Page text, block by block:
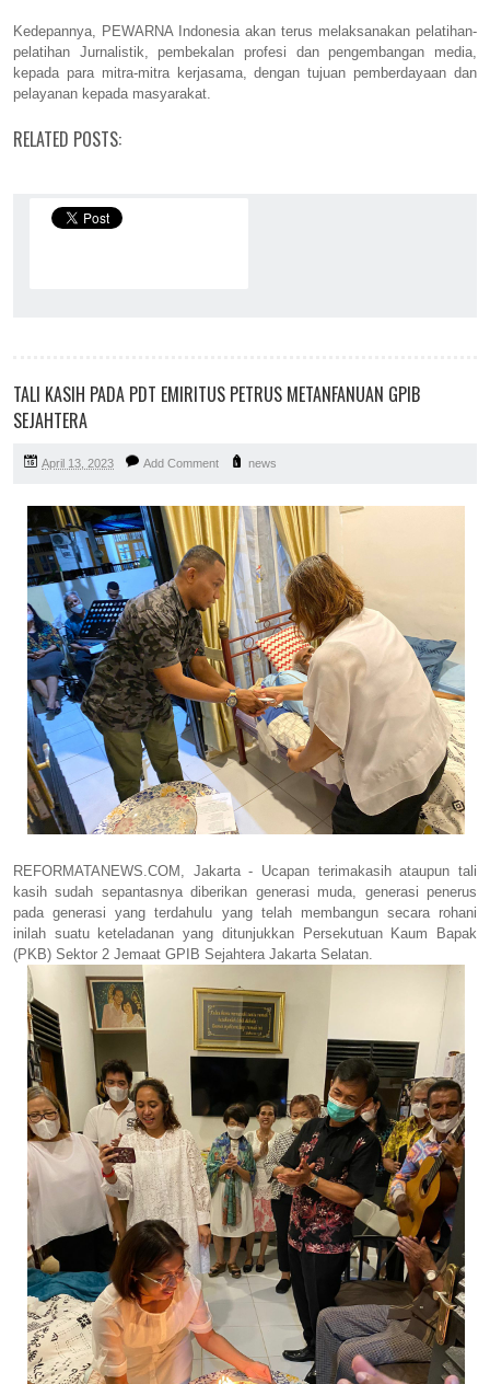
Kedepannya, PEWARNA Indonesia akan terus melaksanakan pelatihan-
pelatihan Jurnalistik, pembekalan profesi dan pengembangan media,
kepada para mitra-mitra kerjasama, dengan tujuan pemberdayaan dan
pelayanan kepada masyarakat.
RELATED POSTS:
TALI KASIH PADA PDT EMIRITUS PETRUS METANFANUAN GPIB
SEJAHTERA
April 13, 2023 Add Comment news
REFORMATANEWS.COM, Jakarta - Ucapan terimakasih ataupun tali
kasih sudah sepantasnya diberikan generasi muda, generasi penerus
pada generasi yang terdahulu yang telah membangun secara rohani
inilah suatu keteladanan yang ditunjukkan Persekutuan Kaum Bapak
(PKB) Sektor 2 Jemaat GPIB Sejahtera Jakarta Selatan.